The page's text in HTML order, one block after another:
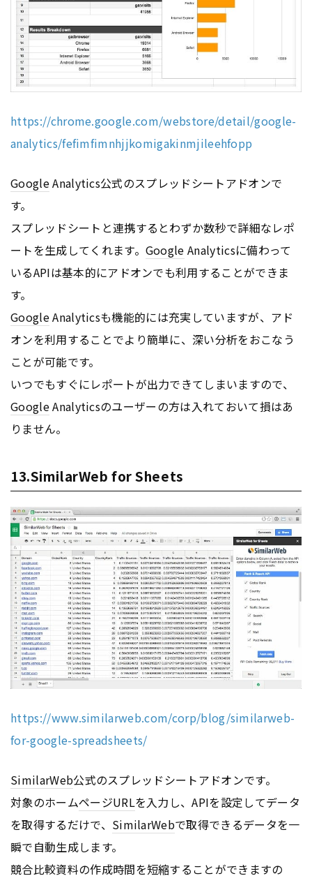
https://chrome.google.com/webstore/detail/google-
analytics/fefimfimnhjjkomigakinmjileehfopp
GoogleAnalytics公式のスプレッドシートアドオンで
す。
スプレッドシートと連携するとわずか数秒で詳細なレポ
ートを生成してくれます。 Google Analyticsに備わって
いるAPIは基本的にアドオンでも利用することができま
す。
GoogleAnalyticsも機能的には充実していますが、アド
オンを利用することでより簡単に、深い分析をおこなう
ことが可能です。
いつでもすぐにレポートが出力できてしまいますので、
GoogleAnalyticsのユーザーの方は入れておいて損はあ
りません。
13.SimilarWeb for Sheets
https://www.similarweb.com/corp/blog/similarweb-
for-google-spreadsheets/
SimilarWeb公式のスプレッドシートアドオンです。
対象のホームページURLを入力し、APIを設定してデータ
を取得するだけで、 SimilarWebで取得できるデータを一
瞬で自動生成します。
競合比較資料の作成時間を短縮することができますの